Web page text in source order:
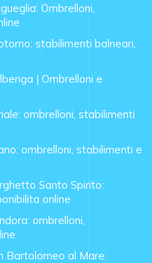
Ombrelloni,
stabilimenti balneari,
| Ombrelloni e
ombrelloni, stabilimenti
ombrelloni, stabilimenti e
Santo Spirito:
online
ombrelloni,
Bartolomeo al Mare: